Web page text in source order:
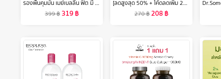
รองพื้นคุมมัน เมย์เบลลีน ฟิต มี แมท แอนด์ พอร์เลส 30 มล.MAYBELLINE FIT ME MATTE AND PORELESS LIQUID FOUNDATION 30 ML.(เครื่องสำอาง,รองพื้น,ครีมรองพื้น,เนื้อแมท)
399฿ 319฿
[ลดสูงสุด 50% + โค้ดลดเพิ่ม 20%]นีเวีย เอ็กซ์ตร้า ไบรท์เทนนิ่ง 8 ซูเปอร์ ฟู้ด สเปรย์ ระงับกลิ่นกาย สำหรับผู้หญิง 150 มล. 2 ชิ้น NIVEA
270฿208฿